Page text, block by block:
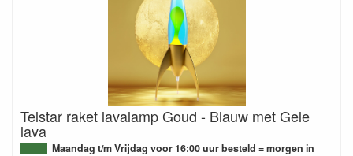
Telstar raket lavalamp Goud - Blauw met Gele
lava
Maandag t/m Vrijdag voor 16:00 uur besteld = morgen in